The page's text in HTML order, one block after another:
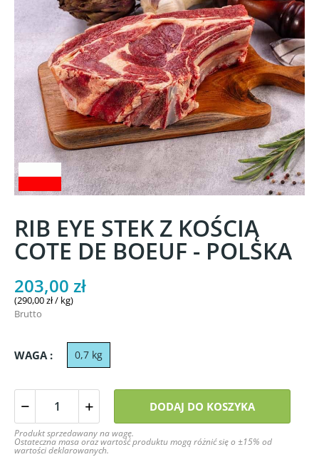
RIB EYE STEK Z KOŚCIĄ
COTE DE BOEUF - POLSKA
203,00 zł
(290,00 zł / kg)
Brutto
WAGA : 0,7 kg
DODAJ DO KOSZYKA
Produkt sprzedawany na wagę.
Ostateczna masa oraz wartość produktu mogą różnić się o ±15% od
wartości deklarowanych.